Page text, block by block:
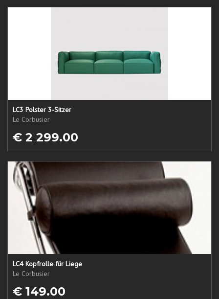
LC3 Polster 3-Sitzer
Le Corbusier
€ 2 299.00
LC4 Kopfrolle für Liege
Le Corbusier
€ 149.00